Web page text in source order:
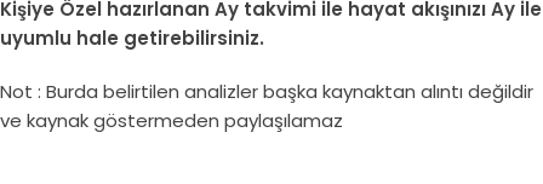
Kişiye Özel hazırlanan Ay takvimi ile hayat akışınızı Ay ile
uyumlu hale getirebilirsiniz.
Not : Burda belirtilen analizler başka kaynaktan alıntı değildir
ve kaynak göstermeden paylaşılamaz